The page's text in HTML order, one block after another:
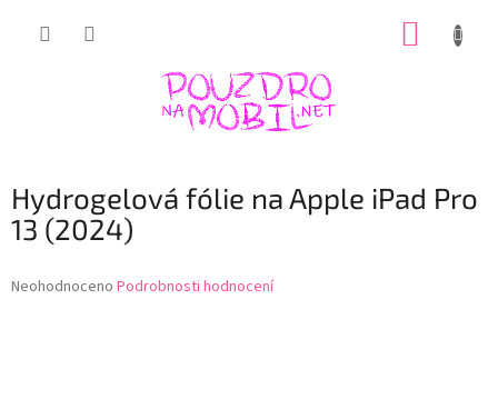
Hydrogelová fólie na Apple iPad Pro
13 (2024)
Průměrné
Neohodnoceno Podrobnosti hodnocení